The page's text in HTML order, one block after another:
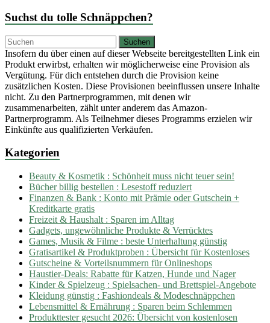
Suchst du tolle Schnäppchen?
Insofern du über einen auf dieser Webseite bereitgestellten Link ein
Produkt erwirbst, erhalten wir möglicherweise eine Provision als
Vergütung. Für dich entstehen durch die Provision keine
zusätzlichen Kosten. Diese Provisionen beeinflussen unsere Inhalte
nicht. Zu den Partnerprogrammen, mit denen wir
zusammenarbeiten, zählt unter anderem das Amazon-
Partnerprogramm. Als Teilnehmer dieses Programms erzielen wir
Einkünfte aus qualifizierten Verkäufen.
Kategorien
Beauty & Kosmetik : Schönheit muss nicht teuer sein!
Bücher billig bestellen : Lesestoff reduziert
Finanzen & Bank : Konto mit Prämie oder Gutschein +
Kreditkarte gratis
Freizeit & Haushalt : Sparen im Alltag
Gadgets, ungewöhnliche Produkte & Verrücktes
Games, Musik & Filme : beste Unterhaltung günstig
Gratisartikel & Produktproben : Übersicht für Kostenloses
Gutscheine & Vorteilsnummern für Onlineshops
Haustier-Deals: Rabatte für Katzen, Hunde und Nager
Kinder & Spielzeug : Spielsachen- und Brettspiel-Angebote
Kleidung günstig : Fashiondeals & Modeschnäppchen
Lebensmittel & Ernährung : Sparen beim Schlemmen
Produkttester gesucht 2026: Übersicht von kostenlosen